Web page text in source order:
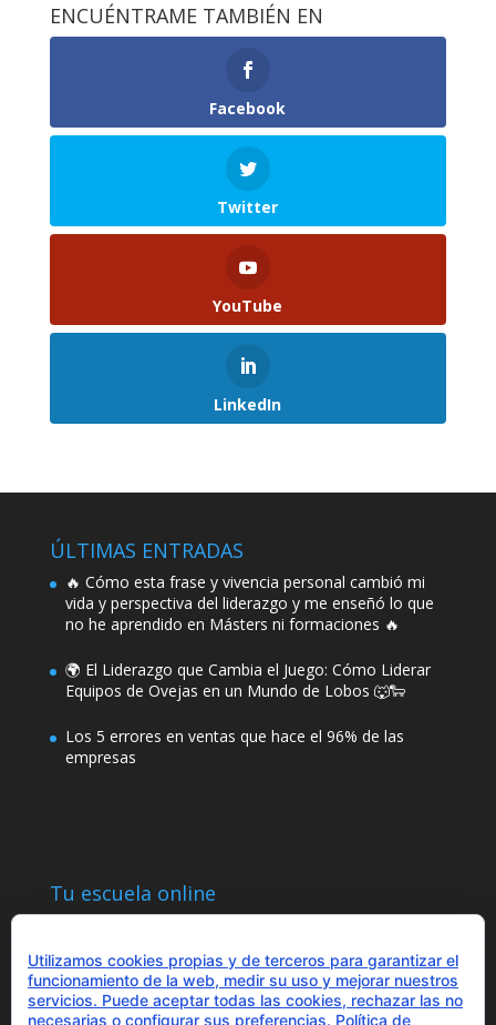
ENCUÉNTRAME TAMBIÉN EN
Facebook
Twitter
YouTube
LinkedIn
ÚLTIMAS ENTRADAS
🔥 Cómo esta frase y vivencia personal cambió mi
vida y perspectiva del liderazgo y me enseñó lo que
no he aprendido en Másters ni formaciones 🔥
🌍 El Liderazgo que Cambia el Juego: Cómo Liderar
Equipos de Ovejas en un Mundo de Lobos 🐺🐑
Los 5 errores en ventas que hace el 96% de las
empresas
Tu escuela online
Utilizamos cookies propias y de terceros para garantizar el
funcionamiento de la web, medir su uso y mejorar nuestros
servicios. Puede aceptar todas las cookies, rechazar las no
necesarias o configurar sus preferencias. Política de